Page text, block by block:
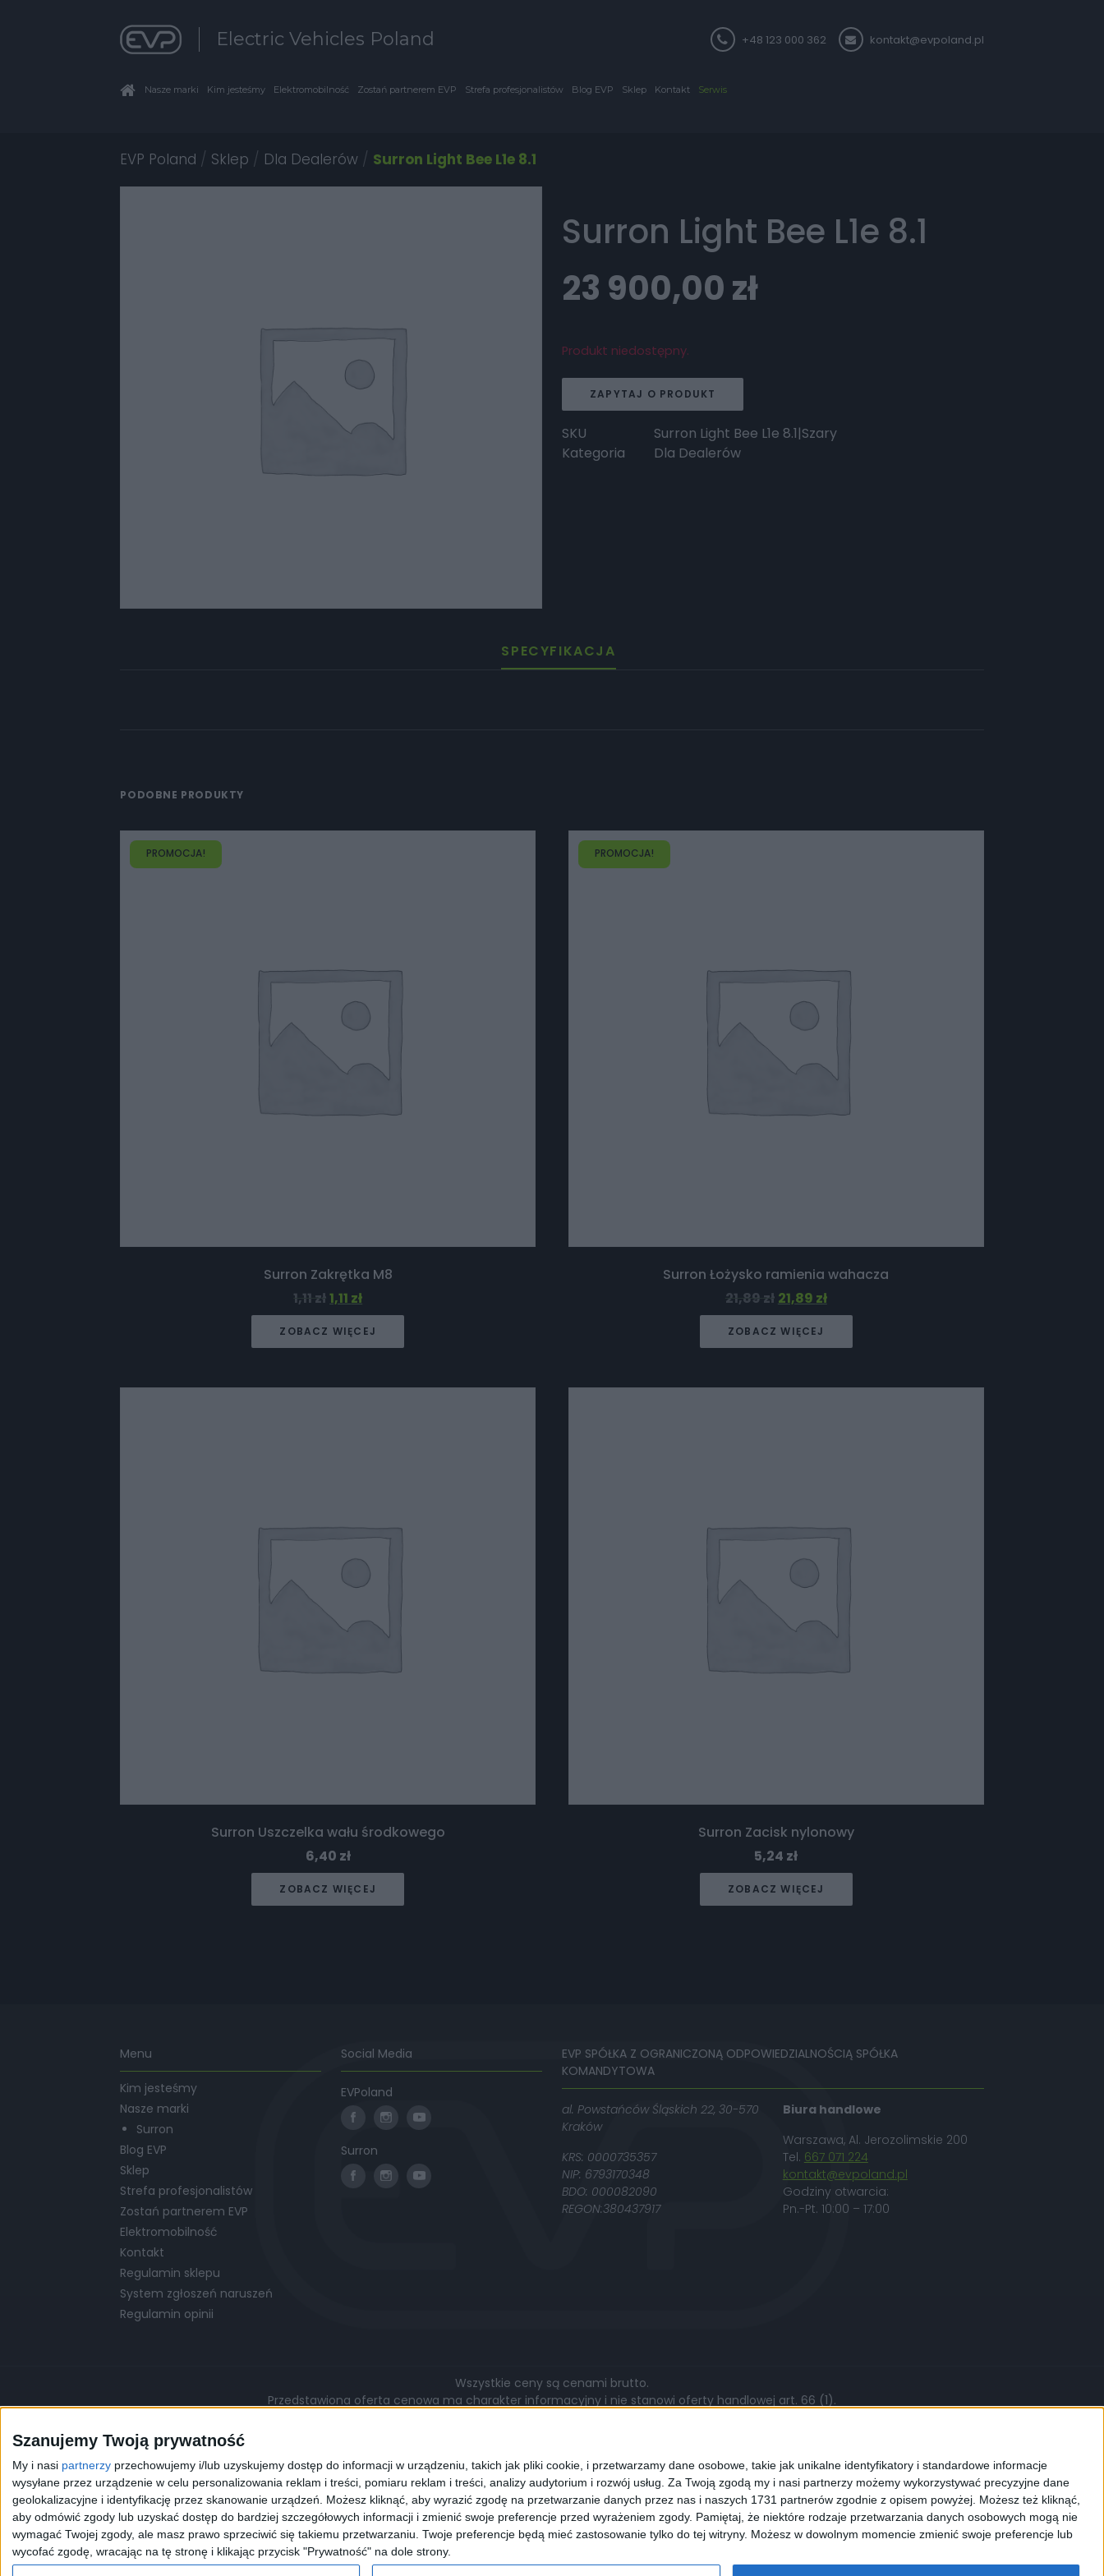
Szanujemy Twoją prywatność
My i nasi partnerzy przechowujemy i/lub uzyskujemy dostęp do informacji w urządzeniu, takich jak pliki cookie, i przetwarzamy dane osobowe, takie jak unikalne identyfikatory i standardowe informacje
wysyłane przez urządzenie w celu personalizowania reklam i treści, pomiaru reklam i treści, analizy audytorium i rozwój usług. Za Twoją zgodą my i nasi partnerzy możemy wykorzystywać precyzyjne dane
geolokalizacyjne i identyfikację przez skanowanie urządzeń. Możesz kliknąć, aby wyrazić zgodę na przetwarzanie danych przez nas i naszych 1731 partnerów zgodnie z opisem powyżej. Możesz też kliknąć,
aby odmówić zgody lub uzyskać dostęp do bardziej szczegółowych informacji i zmienić swoje preferencje przed wyrażeniem zgody. Pamiętaj, że niektóre rodzaje przetwarzania danych osobowych mogą nie
wymagać Twojej zgody, ale masz prawo sprzeciwić się takiemu przetwarzaniu. Twoje preferencje będą mieć zastosowanie tylko do tej witryny. Możesz w dowolnym momencie zmienić swoje preferencje lub
wycofać zgodę, wracając na tę stronę i klikając przycisk "Prywatność" na dole strony.
Electric Vehicles Poland +48 123 000 362 kontakt@evpoland.pl
Nasze marki Kim jesteśmy Elektromobilność Zostań partnerem EVP Strefa profesjonalistów Blog EVP Sklep Kontakt Serwis
EVP Poland / Sklep / Dla Dealerów / Surron Light Bee L1e 8.1
Surron Light Bee L1e 8.1
23 900,00zł
Produkt niedostępny.
ZAPYTAJ O PRODUKT
SKU
Surron Light Bee L1e 8.1|Szary
Kategoria
Dla Dealerów
SPECYFIKACJA
PODOBNE PRODUKTY
PROMOCJA!
Surron Zakrętka M8
1,11 zł1,11 zł
ZOBACZ WIĘCEJ
PROMOCJA!
Surron Łożysko ramienia wahacza
21,89 zł 21,89 zł
ZOBACZ WIĘCEJ
Surron Uszczelka wału środkowego
6,40 zł
ZOBACZ WIĘCEJ
Surron Zacisk nylonowy
5,24 zł
ZOBACZ WIĘCEJ
Menu
Kim jesteśmy
Nasze marki
Surron
Blog EVP
Sklep
Strefa profesjonalistów
Zostań partnerem EVP
Elektromobilność
Kontakt
Regulamin sklepu
System zgłoszeń naruszeń
Regulamin opinii
Social Media
EVPoland
Surron
EVP SPÓŁKA Z OGRANICZONĄ ODPOWIEDZIALNOŚCIĄ SPÓŁKA
KOMANDYTOWA
al. Powstańców Śląskich 22, 30-570
Kraków
KRS: 0000735357
NIP: 6793170348
BDO: 000082090
REGON:380437917
Biura handlowe
Warszawa, Al. Jerozolimskie 200
Tel. 667 071 224
kontakt@evpoland.pl
Godziny otwarcia:
Pn.-Pt. 10:00 – 17:00
Wszystkie ceny są cenami brutto.
Przedstawiona oferta cenowa ma charakter informacyjny i nie stanowi oferty handlowej art. 66 (1).
© 2026 EVP© Polityka prywatności
Korzystając z naszej przeglądarki wyrażają Państwo zgodę na wykorzystywanie przez nas plików cookies. Używamy ich do
celów statystycznych. W programie służącym do obsługi stron internetowych można zmienić ustawienia dotyczące
cookies.